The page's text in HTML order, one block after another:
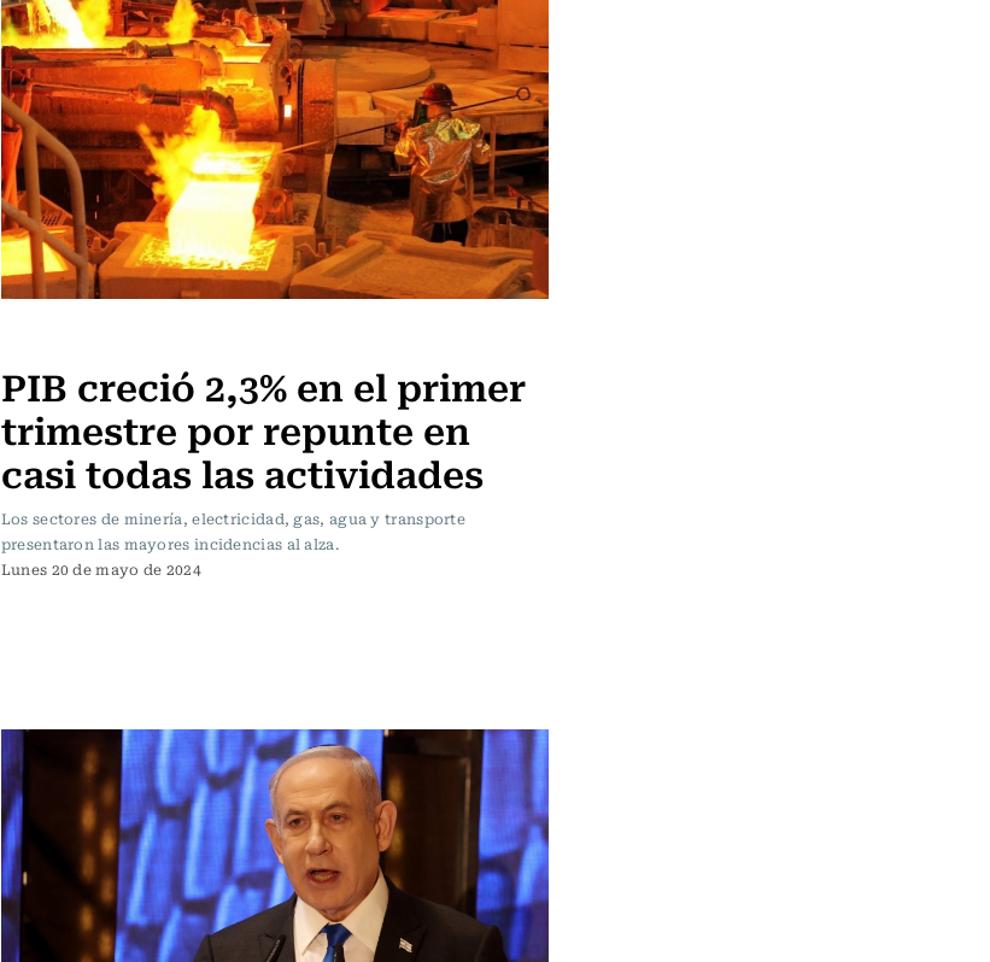
PIB creció 2,3% en el primer
trimestre por repunte en
casi todas las actividades
Los sectores de minería, electricidad, gas, agua y transporte
presentaron las mayores incidencias al alza.
Lunes 20 de mayo de 2024